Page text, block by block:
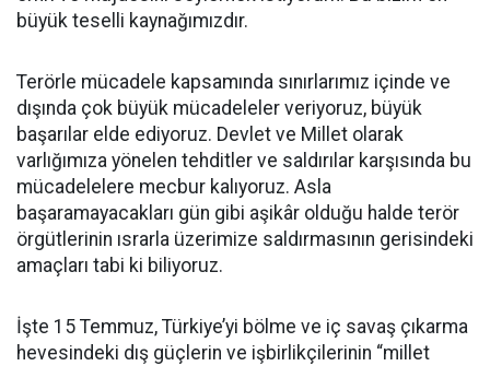
büyük teselli kaynağımızdır.
Terörle mücadele kapsamında sınırlarımız içinde ve
dışında çok büyük mücadeleler veriyoruz, büyük
başarılar elde ediyoruz. Devlet ve Millet olarak
varlığımıza yönelen tehditler ve saldırılar karşısında bu
mücadelelere mecbur kalıyoruz. Asla
başaramayacakları gün gibi aşikâr olduğu halde terör
örgütlerinin ısrarla üzerimize saldırmasının gerisindeki
amaçları tabi ki biliyoruz.
İşte 15 Temmuz, Türkiye’yi bölme ve iç savaş çıkarma
hevesindeki dış güçlerin ve işbirlikçilerinin “millet